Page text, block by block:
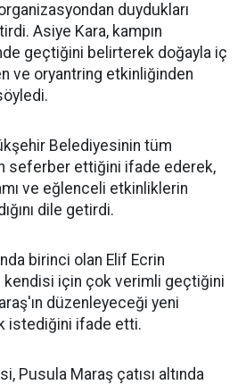
organizasyondan duydukları
Asiye Kara, kampın
geçtiğini belirterek doğayla iç
ve oryantring etkinliğinden
Belediyesinin tüm
seferber ettiğini ifade ederek,
ve eğlenceli etkinliklerin
dile getirdi.
birinci olan Elif Ecrin
kendisi için çok verimli geçtiğini
düzenleyeceği yeni
istediğini ifade etti.
Pusula Maraş çatısı altında